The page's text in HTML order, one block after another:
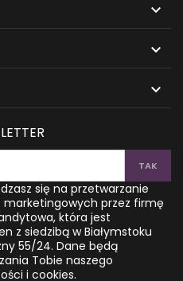



się na przetwarzanie
przez firmę
która jest
z siedzibą w Białymstoku
55/24. Dane będą
Tobie naszego
i cookies.